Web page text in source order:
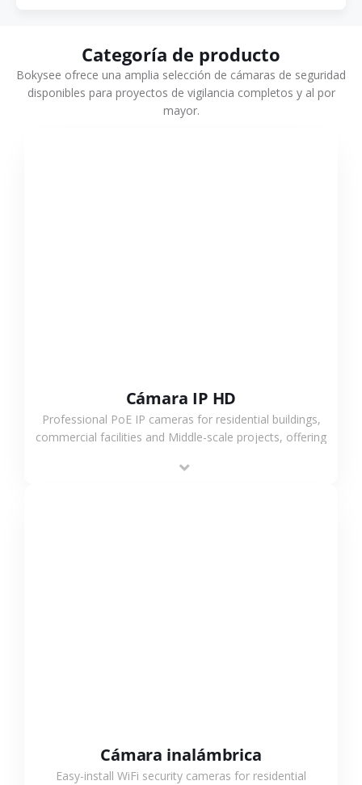
Categoría de producto
Bokysee ofrece una amplia selección de cámaras de seguridad
disponibles para proyectos de vigilancia completos y al por
mayor.
Cámara IP HD
Professional PoE IP cameras for residential buildings,
commercial facilities and Middle-scale projects, offering
support.
Cámara inalámbrica
Easy-install WiFi security cameras for residential